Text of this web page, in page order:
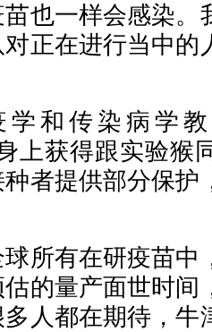
也一样会感染。
正在进行当中的
和传染病学教
上获得跟实验猴
者提供部分保护
所有在研疫苗中
的量产面世时间
人都在期待，牛